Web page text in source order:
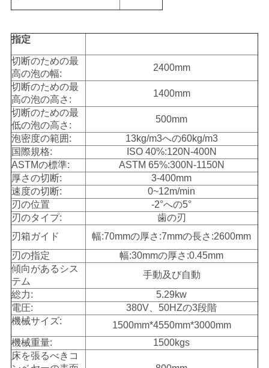
指定
切断のための最
高の泡の幅:
2400mm
切断のための最
高の泡の高さ:
1400mm
切断のための最
低の泡の高さ:
500mm
泡密度の範囲:
13kg/m3への60kg/m3
国際規格:
ISO 40%:120N-400N
ASTMの標準:
ASTM 65%:300N-1150N
厚さの切断:
3-400mm
速度の切断:
0~12m/min
刃の位置
-2°への5°
刃のタイプ:
歯の刃
刃箱ガイド
幅:70mmの厚さ:7mmの長さ:2600mm
刃の指定
幅:30mmの厚さ:0.45mm
傾向があるシス
テム
手動及び自動
総力:
5.29kw
電圧:
380V、50HZの3段階
機械サイズ:
1500mm*4550mm*3000mm
機械重量:
1500kgs
床を張るべきコ